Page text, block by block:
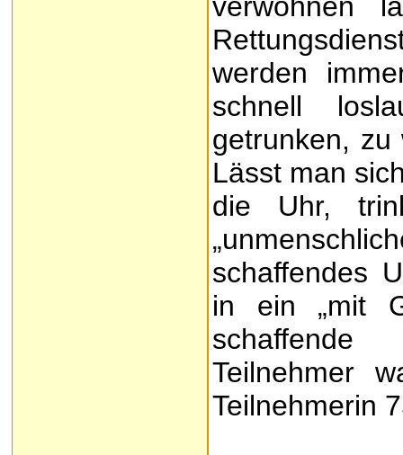
werden
schnell
getrunken, zu
Lässt man
die Uhr,
schaffendes
in ein „mit
schaffende
Teilnehmer
Teilnehmerin